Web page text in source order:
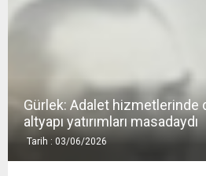
AGürlek: Adalet hizmetlerinde
altyapı yatırımları masadaydı
Tarih : 03/06/2026